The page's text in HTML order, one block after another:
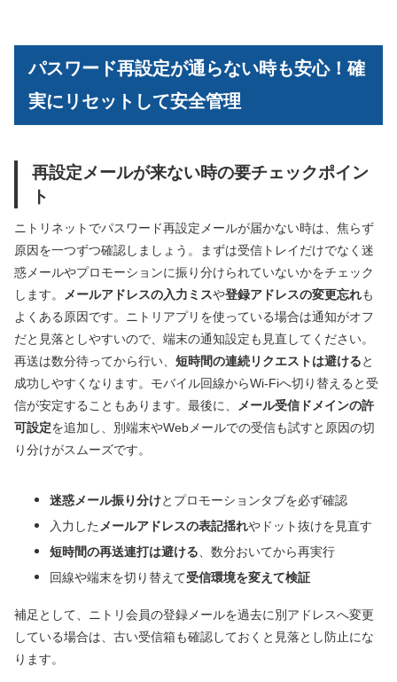
パスワード再設定が通らない時も安心！確
実にリセットして安全管理
再設定メールが来ない時の要チェックポイン
ト
ニトリネットでパスワード再設定メールが届かない時は、焦らず
原因を一つずつ確認しましょう。まずは受信トレイだけでなく迷
惑メールやプロモーションに振り分けられていないかをチェック
します。 メールアドレスの入力ミスや登録アドレスの変更忘れも
よくある原因です。ニトリアプリを使っている場合は通知がオフ
だと見落としやすいので、端末の通知設定も見直してください。
再送は数分待ってから行い、 短時間の連続リクエストは避けると
成功しやすくなります。モバイル回線からWi‑Fiへ切り替えると受
信が安定することもあります。最後に、 メール受信ドメインの許
可設定を追加し、別端末やWebメールでの受信も試すと原因の切
り分けがスムーズです。
迷惑メール振り分けとプロモーションタブを必ず確認
入力したメールアドレスの表記揺れやドット抜けを見直す
短時間の再送連打は避ける、数分おいてから再実行
回線や端末を切り替えて受信環境を変えて検証
補足として、ニトリ会員の登録メールを過去に別アドレスへ変更
している場合は、古い受信箱も確認しておくと見落とし防止にな
ります。